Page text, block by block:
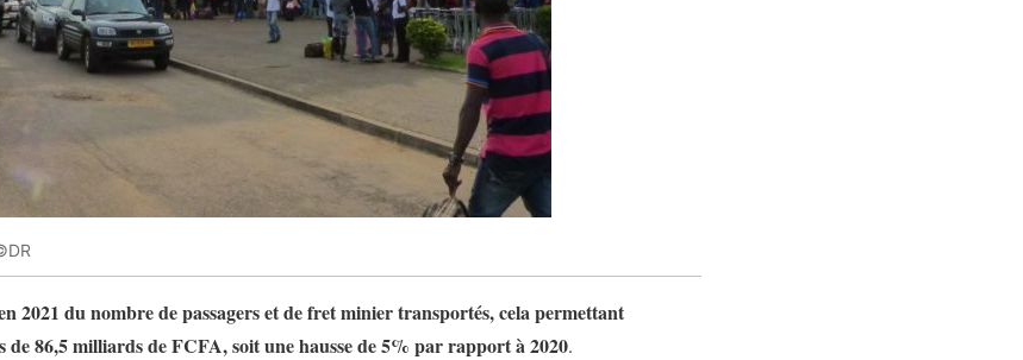
2021 du nombre de passagers et de fret minier transportés, cela permettant
de 86,5 milliards de FCFA, soit une hausse de 5% par rapport à 2020.